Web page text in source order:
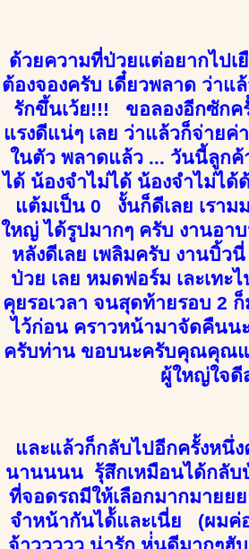
ด้วยความที่ป่วยแต่อยากไป
ต้องจองครับ เดี๋ยวพลาด ว่า
รักขึ้นเว้ย!!! ขอลองอีกซักค
แรงดีแน่ๆ เลย ว่าแล้วก็จ่าย
ในตัว พลาดแล้ว ... วันนี้ลูกค้
ได้ น้องจำไม่ได้ น้องจำไม่ไ
แต้มเป็น 0 งั้นก็ดีเลย เรา
ใหญ่ ได้รูปมากๆ ครับ งานอา
หลังดีเลย เพลิมครับ งานบิ้
ป่วย เลย หมดฟอร์ม เละเทะ
คุยรอเวลา จนสุดท้ายรอบ 2
ไว้ก่อน คราวหน้ามาจัดคืน
ครับท่าน ขอบนะครับคุณคุณแ
ผู้ใหญ่ใจดี
และแล้วก็กลับไปอีกครั้งหนึ่
นานนนน รุ้สึกเหมือนได้กลับ
ที่จอดรถมีให้เลือกมากมายย
จำหน้ากันได้้และเนี่ย (ผมค่